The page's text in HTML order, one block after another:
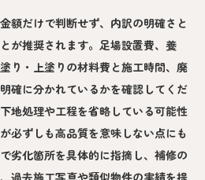
額だけで判断せず、内訳の明確さと
が推奨されます。足場設置費、養
り・上塗りの材料費と施工時間、廃
確に分かれているかを確認してくだ
地処理や工程を省略している可能性
必ずしも高品質を意味しない点にも
劣化箇所を具体的に指摘し、補修の